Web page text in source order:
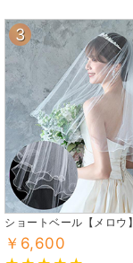
3
ショートベール【メロウ】
￥6,600